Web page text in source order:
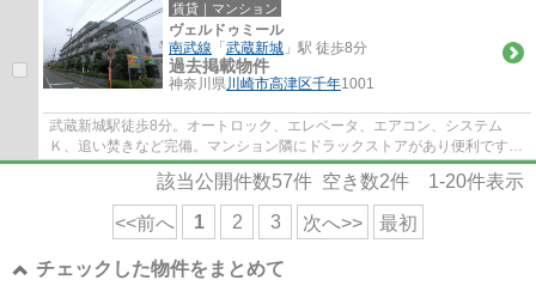
賃貸｜マンション
ヴェルドゥミール
南武線 「 武蔵新城 」駅 徒歩8分
過去掲載物件
神奈川県川崎市高津区千年1001
武蔵新城駅徒歩8分。オートロック、エレベータ、エアコン、システム
Ｋ、追い焚きなど完備。マンション隣にドラックストアがあり便利です。
田園都市線、ブルーライン、グリーンラインの...
該当公開件数57件 空き数2件 1-20件表示
<<前へ 1 2 3 次へ>> 最初
チェックした物件をまとめて